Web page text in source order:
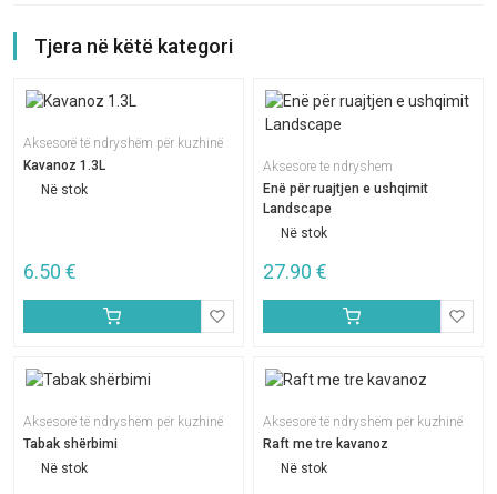
Tjera në këtë kategori
Aksesorë të ndryshëm për kuzhinë
Kavanoz 1.3L
Në stok
6.50 €
Aksesore te ndryshem
Enë për ruajtjen e ushqimit
Landscape
Në stok
27.90 €
Aksesorë të ndryshëm për kuzhinë
Tabak shërbimi
Në stok
Aksesorë të ndryshëm për kuzhinë
Raft me tre kavanoz
Në stok